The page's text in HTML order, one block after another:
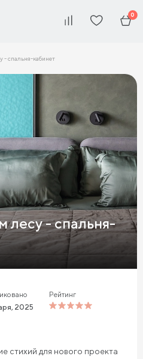
0
- спальня-кабинет
лесу - спальня-
2025
Рейтинг
стихий для нового проекта